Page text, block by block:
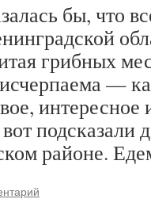
бы, что
грибных
—
интересное
районе.